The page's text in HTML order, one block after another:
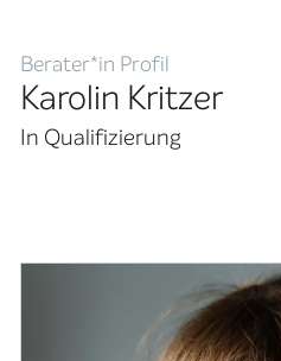
Berater*in Profil
Karolin Kritzer
In Qualifizierung